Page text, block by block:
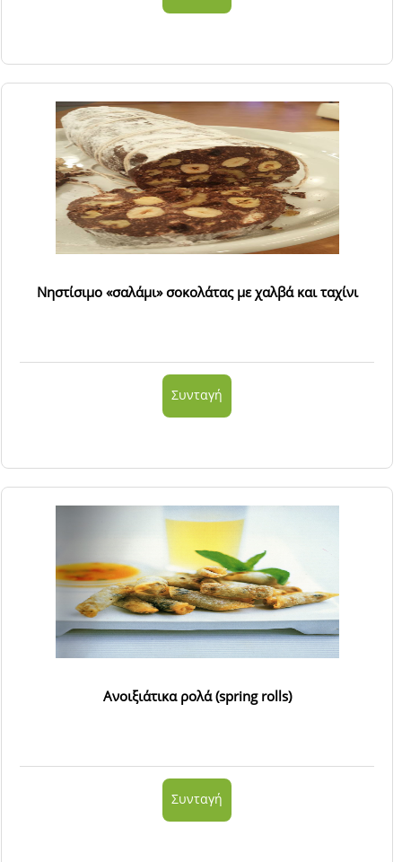
Νηστίσιμο «σαλάμι» σοκολάτας με χαλβά και ταχίνι
Συνταγή
Ανοιξιάτικα ρολά (spring rolls)
Συνταγή